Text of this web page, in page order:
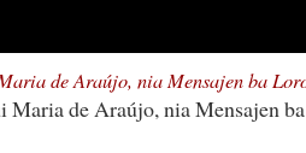
de Araújo, nia Mensajen ba
de Araújo, nia Mensajen